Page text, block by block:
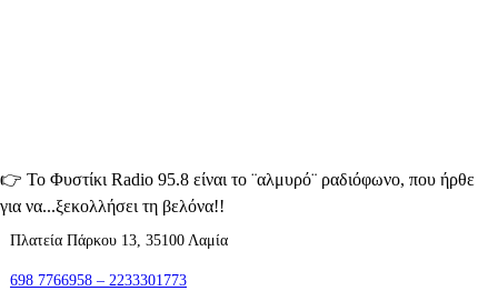
👉 Το Φυστίκι Radio 95.8 είναι το ¨αλμυρό¨ ραδιόφωνο, που ήρθε
για να...ξεκολλήσει τη βελόνα!!
Πλατεία Πάρκου 13, 35100 Λαμία
698 7766958 – 2233301773